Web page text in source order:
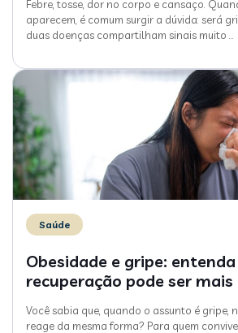
Febre, tosse, dor no corpo e cansaço.
aparecem, é comum surgir a dúvida: será
duas doenças compartilham sinais muito
Saúde
Obesidade e gripe:
recuperação pode ser
Você sabia que, quando o assunto é gripe,
reage da mesma forma? Para quem